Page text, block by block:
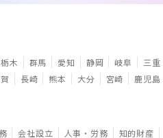
栃木 群馬 愛知 静岡 岐阜 三重
長崎 熊本 大分 宮崎 鹿児島
会社設立 人事・労務 知的財産